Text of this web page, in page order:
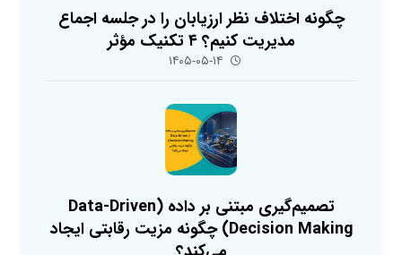
چگونه اختلاف نظر ارزیابان را در جلسه اجماع
مدیریت کنیم؟ ۴ تکنیک مؤثر
۱۴۰۵-۰۵-۱۴
تصمیم‌گیری مبتنی بر داده (Data-Driven
Decision Making) چگونه مزیت رقابتی ایجاد